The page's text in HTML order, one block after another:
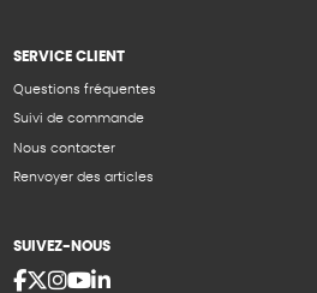
SERVICE CLIENT
Questions fréquentes
Suivi de commande
Nous contacter
Renvoyer des articles
SUIVEZ-NOUS